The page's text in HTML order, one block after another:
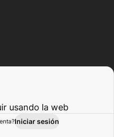
Actividad
usando la web
Iniciar sesión